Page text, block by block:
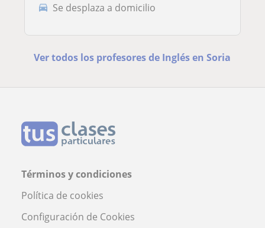
Se desplaza a domicilio
Ver todos los profesores de Inglés en Soria
Términos y condiciones
Política de cookies
Configuración de Cookies